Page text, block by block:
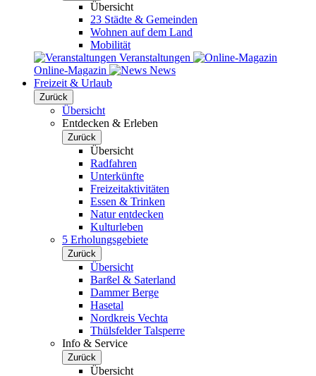
Übersicht
23 Städte & Gemeinden
Wohnen auf dem Land
Mobilität
Veranstaltungen
Online-Magazin
News
Freizeit & Urlaub
Zurück
Übersicht
Entdecken & Erleben
Zurück
Übersicht
Radfahren
Unterkünfte
Freizeitaktivitäten
Essen & Trinken
Natur entdecken
Kulturleben
5 Erholungsgebiete
Zurück
Übersicht
Barßel & Saterland
Dammer Berge
Hasetal
Nordkreis Vechta
Thülsfelder Talsperre
Info & Service
Zurück
Übersicht